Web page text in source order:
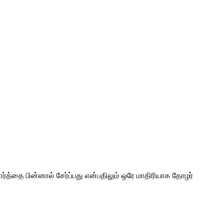
பின்னால் சேர்ப்பது என்பதிலும் ஒரே மாதிரியாக தோழர்